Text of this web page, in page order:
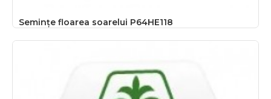
Semințe floarea soarelui P64HE118